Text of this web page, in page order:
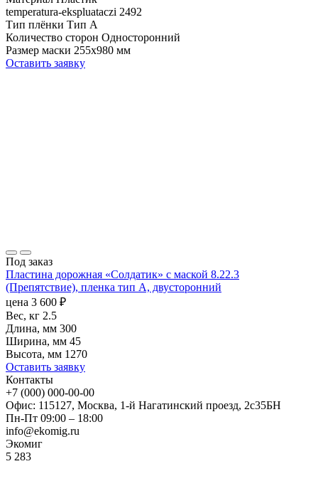
temperatura-ekspluataczi 2492
Тип плёнки Тип А
Количество сторон Односторонний
Размер маски 255х980 мм
Оставить заявку
Под заказ
Пластина дорожная «Солдатик» с маской 8.22.3
(Препятствие), пленка тип А, двусторонний
цена 3 600 ₽
Вес, кг 2.5
Длина, мм 300
Ширина, мм 45
Высота, мм 1270
Оставить заявку
Контакты
+7 (000) 000-00-00
Офис: 115127, Москва, 1-й Нагатинский проезд, 2с35БН
Пн-Пт 09:00 – 18:00
info@ekomig.ru
Экомиг
5 283